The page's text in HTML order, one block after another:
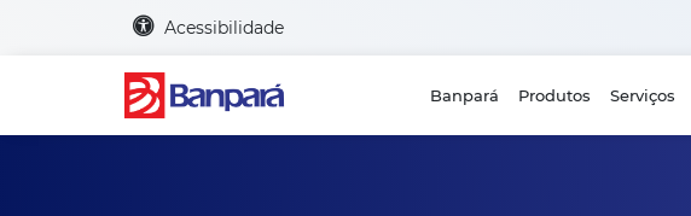
Acessibilidade
Banpará Produtos Serviços